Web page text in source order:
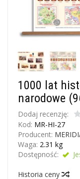
1000 lat
narodowe
Dodaj recenzję:
Kod: MR-HI-27
Producent:
Waga: 2.31 kg
Dostępność:
Historia ceny